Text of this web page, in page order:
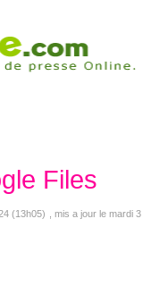
Files
(13h05)
, mis a jour le mardi 3